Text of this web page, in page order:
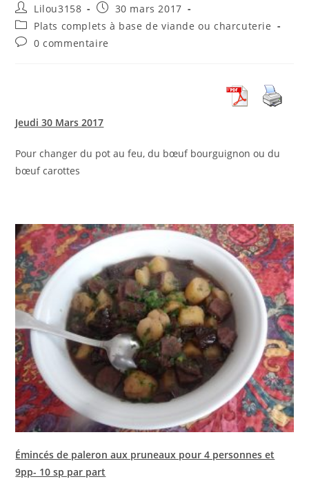
Auteur/autrice
de
la
publication :
Lilou3158
Publication
publiée :
30 mars 2017
Post
category:
Plats complets à base de viande ou charcuterie
Commentaires
0 commentaire
Jeudi 30 Mars 2017
Pour changer du pot au feu, du bœuf bourguignon ou du
bœuf carottes
Émincés de paleron aux pruneaux pour 4 personnes et
9pp- 10 sp par part